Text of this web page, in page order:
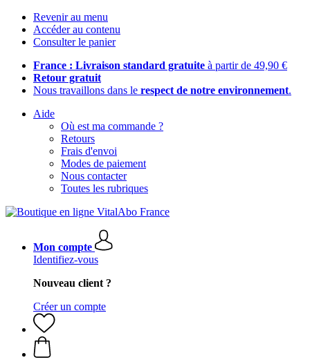
Revenir au menu
Accéder au contenu
Consulter le panier
France : Livraison standard gratuite à partir de 49,90 €
Retour gratuit
Nous travaillons dans le respect de notre environnement.
Aide
Où est ma commande ?
Retours
Frais d'envoi
Modes de paiement
Nous contacter
Toutes les rubriques
Mon compte
Identifiez-vous
Nouveau client ?
Créer un compte